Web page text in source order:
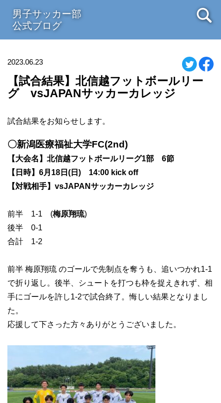
男子サッカー部
公式ブログ
2023.06.23
【試合結果】北信越フットボールリー
グ vsJAPANサッカーカレッジ
試合結果をお知らせします。
〇新潟医療福祉大学FC(2nd)
【大会名】北信越フットボールリーグ1部 6節
【日時】6月18日(日) 14:00 kick off
【対戦相手】vsJAPANサッカーカレッジ
前半 1-1 (梅原翔琉)
後半 0-1
合計 1-2
前半 梅原翔琉 のゴールで先制点を奪うも、追いつかれ1-1
で折り返し。後半、シュートを打つも枠を捉えきれず、相
手にゴールを許し1-2で試合終了。悔しい結果となりまし
た。
応援して下さった方々ありがとうございました。